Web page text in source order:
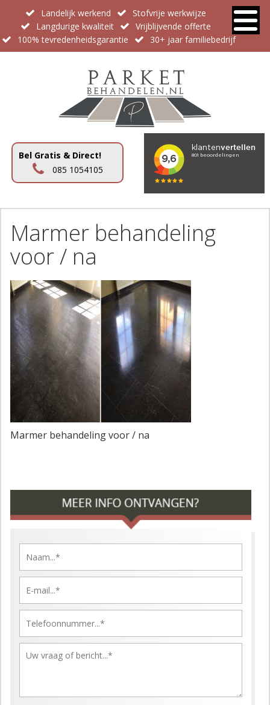
Landelijk werkend
Stofvrije werkwijze
Langdurige kwaliteit
Vrijblijvende offerte
100% tevredenheidsgarantie
30+ jaar familiebedrijf
Bel Gratis & Direct!
085 1054105
Marmer behandeling
voor / na
Marmer behandeling voor / na